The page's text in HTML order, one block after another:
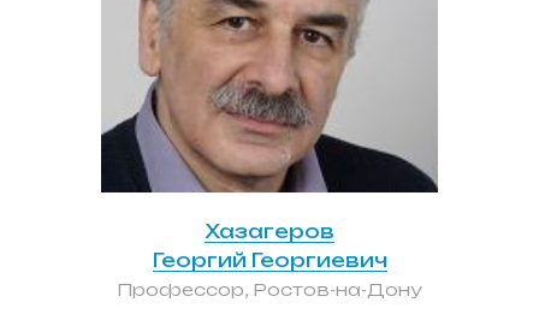
Хазагеров
Георгий Георгиевич
Профессор, Ростов-на-Дону